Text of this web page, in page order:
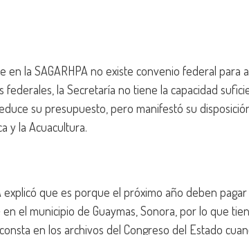
en la SAGARHPA no existe convenio federal
la Secretaría no tiene la capacidad
su presupuesto, pero manifestó su
y la Acuacultura.
explicó que es porque el próximo año deben
el municipio de Guaymas, Sonora, por lo que
en los archivos del Congreso del Estado